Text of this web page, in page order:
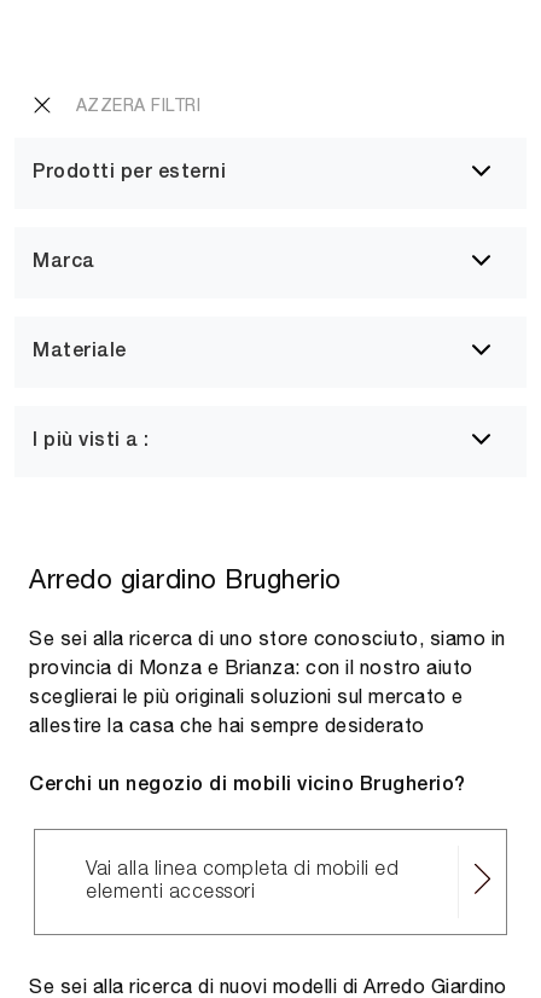
AZZERA FILTRI
Prodotti per esterni
Marca
Materiale
I più visti a :
Arredo giardino Brugherio
Se sei alla ricerca di uno store conosciuto, siamo in
provincia di Monza e Brianza: con il nostro aiuto
sceglierai le più originali soluzioni sul mercato e
allestire la casa che hai sempre desiderato
Cerchi un negozio di mobili vicino Brugherio?
Vai alla linea completa di mobili ed
elementi accessori
Se sei alla ricerca di nuovi modelli di Arredo Giardino